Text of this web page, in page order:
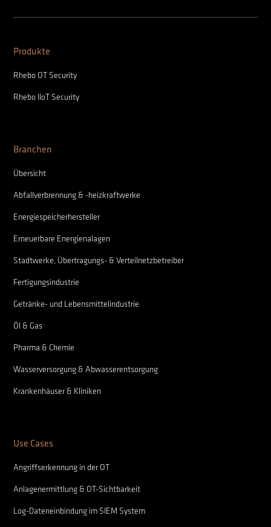
Produkte
Rhebo OT Security
Rhebo IIoT Security
Branchen
Übersicht
Abfallverbrennung & -heizkraftwerke
Energiespeicherhersteller
Erneuerbare Energienalagen
Stadtwerke, Übertragungs- & Verteilnetzbetreiber
Fertigungsindustrie
Getränke- und Lebensmittelindustrie
Öl & Gas
Pharma & Chemie
Wasserversorgung & Abwasserentsorgung
Krankenhäuser & Kliniken
Use Cases
Angriffserkennung in der OT
Anlagenermittlung & OT-Sichtbarkeit
Log-Dateneinbindung im SIEM System